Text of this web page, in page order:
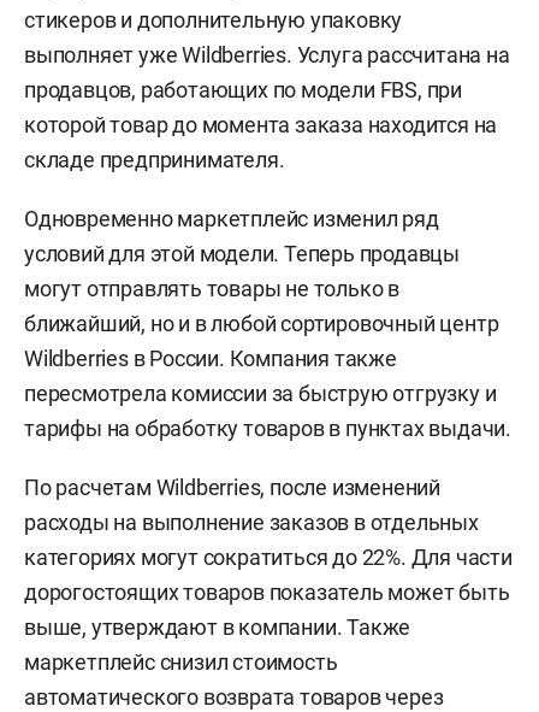
стикеров и дополнительную упаковку
выполняет уже Wildberries. Услуга рассчитана на
продавцов, работающих по модели FBS, при
которой товар до момента заказа находится на
складе предпринимателя.
Одновременно маркетплейс изменил ряд
условий для этой модели. Теперь продавцы
могут отправлять товары не только в
ближайший, но и в любой сортировочный центр
Wildberries в России. Компания также
пересмотрела комиссии за быструю отгрузку и
тарифы на обработку товаров в пунктах выдачи.
По расчетам Wildberries, после изменений
расходы на выполнение заказов в отдельных
категориях могут сократиться до 22%. Для части
дорогостоящих товаров показатель может быть
выше, утверждают в компании. Также
маркетплейс снизил стоимость
автоматического возврата товаров через